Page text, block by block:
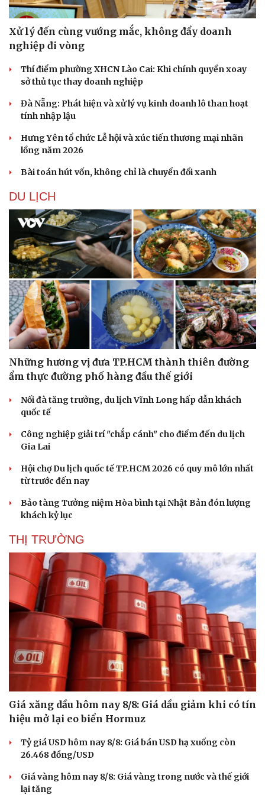
Sức khỏe
Dinh dưỡng - món ngon
Cây thuốc
Sản phụ khoa
Nhi khoa
Nam khoa
Làm đẹp - giảm cân
Phòng mạch online
Ăn sạch sống khỏe
Đời sống
Nhà đẹp
Blog
Tình yêu - Gia đình
Xử lý đến cùng vướng mắc, không đẩy doanh
nghiệp đi vòng
Thí điểm phường XHCN Lào Cai: Khi chính quyền xoay
sở thủ tục thay doanh nghiệp
Đà Nẵng: Phát hiện và xử lý vụ kinh doanh lô than hoạt
tính nhập lậu
Hưng Yên tổ chức Lễ hội và xúc tiến thương mại nhãn
lồng năm 2026
Bài toán hút vốn, không chỉ là chuyển đổi xanh
DU LỊCH
Những hương vị đưa TP.HCM thành thiên đường
ẩm thực đường phố hàng đầu thế giới
Nối đà tăng trưởng, du lịch Vĩnh Long hấp dẫn khách
quốc tế
Công nghiệp giải trí "chắp cánh" cho điểm đến du lịch
Gia Lai
Hội chợ Du lịch quốc tế TP.HCM 2026 có quy mô lớn nhất
từ trước đến nay
Bảo tàng Tưởng niệm Hòa bình tại Nhật Bản đón lượng
khách kỷ lục
THỊ TRƯỜNG
Giá xăng dầu hôm nay 8/8: Giá dầu giảm khi có tín
hiệu mở lại eo biển Hormuz
Tỷ giá USD hôm nay 8/8: Giá bán USD hạ xuống còn
26.468 đồng/USD
Giá vàng hôm nay 8/8: Giá vàng trong nước và thế giới
lại tăng